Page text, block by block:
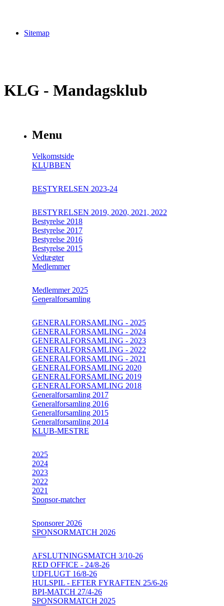
Sitemap
KLG - Mandagsklub
Menu
Velkomstside
KLUBBEN
BESTYRELSEN 2023-24
BESTYRELSEN 2019, 2020, 2021, 2022
Bestyrelse 2018
Bestyrelse 2017
Bestyrelse 2016
Bestyrelse 2015
Vedtægter
Medlemmer
Medlemmer 2025
Generalforsamling
GENERALFORSAMLING - 2025
GENERALFORSAMLING - 2024
GENERALFORSAMLING - 2023
GENERALFORSAMLING - 2022
GENERALFORSAMLING - 2021
GENERALFORSAMLING 2020
GENERALFORSAMLING 2019
GENERALFORSAMLING 2018
Generalforsamling 2017
Generalforsamling 2016
Generalforsamling 2015
Generalforsamling 2014
KLUB-MESTRE
2025
2024
2023
2022
2021
Sponsor-matcher
Sponsorer 2026
SPONSORMATCH 2026
AFSLUTNINGSMATCH 3/10-26
RED OFFICE - 24/8-26
UDFLUGT 16/8-26
HULSPIL - EFTER FYRAFTEN 25/6-26
BPI-MATCH 27/4-26
SPONSORMATCH 2025